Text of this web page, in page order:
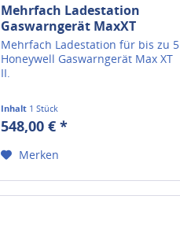
Mehrfach Ladestation
Gaswarngerät MaxXT
Mehrfach Ladestation für bis zu 5
Honeywell Gaswarngerät Max XT
II.
Inhalt 1 Stück
548,00 € *
Merken